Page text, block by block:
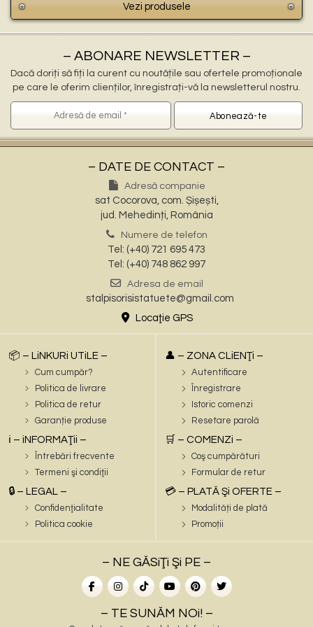
Vezi produsele
– ABONARE NEWSLETTER –
Dacă doriți să fiți la curent cu noutățile sau ofertele promoționale
pe care le oferim clienților, înregistrați-vă la newsletterul nostru.
– DATE DE CONTACT –
Adresă companie
sat Cocorova, com. Șișești,
jud. Mehedinți, România
Numere de telefon
Tel: (+40) 721 695 473
Tel: (+40) 748 862 997
Adresa de email
stalpisorisistatuete@gmail.com
Locaţie GPS
📦 – LiNKURi UTiLE –
Cum cumpăr?
Politica de livrare
Politica de retur
Garanție produse
ℹ️ – iNFORMAŢii –
Întrebări frecvente
Termeni şi condiţii
🔒 – LEGAL –
Confidenţialitate
Politica cookie
👤 – ZONA CLiENŢi –
Autentificare
Înregistrare
Istoric comenzi
Resetare parolă
🛒 – COMENZi –
Coş cumpărături
Formular de retur
💳 – PLATĂ Şi OFERTE –
Modalități de plată
Promoții
– NE GĂSiŢi Şi PE –
– TE SUNĂM NOi! –